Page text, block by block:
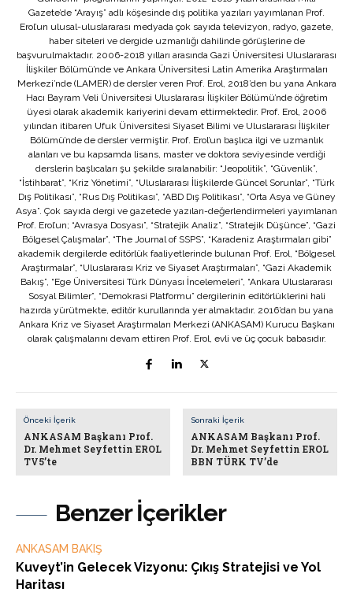
Benzer İçerikler
ANKASAM BAKIŞ
Kuveyt’in Gelecek Vizyonu: Çıkış Stratejisi ve Yol
Haritası
Gazete’de “Arayış” adlı köşesinde dış politika yazıları yayımlanan Prof.
Erol’un ulusal-uluslararası medyada çok sayıda televizyon, radyo, gazete,
haber siteleri ve dergide uzmanlığı dahilinde görüşlerine de
başvurulmaktadır. 2006-2018 yılları arasında Gazi Üniversitesi Uluslararası
İlişkiler Bölümü’nde ve Ankara Üniversitesi Latin Amerika Araştırmaları
Merkezi’nde (LAMER) de dersler veren Prof. Erol, 2018’den bu yana Ankara
Hacı Bayram Veli Üniversitesi Uluslararası İlişkiler Bölümü’nde öğretim
üyesi olarak akademik kariyerini devam ettirmektedir. Prof. Erol, 2006
yılından itibaren Ufuk Üniversitesi Siyaset Bilimi ve Uluslararası İlişkiler
Bölümü’nde de dersler vermiştir. Prof. Erol’un başlıca ilgi ve uzmanlık
alanları ve bu kapsamda lisans, master ve doktora seviyesinde verdiği
derslerin başlıcaları şu şekilde sıralanabilir: “Jeopolitik”, “Güvenlik”,
“İstihbarat”, “Kriz Yönetimi”, “Uluslararası İlişkilerde Güncel Sorunlar”, “Türk
Dış Politikası”, “Rus Dış Politikası”, “ABD Dış Politikası”, “Orta Asya ve Güney
Asya”. Çok sayıda dergi ve gazetede yazıları-değerlendirmeleri yayımlanan
Prof. Erol’un; “Avrasya Dosyası”, “Stratejik Analiz”, “Stratejik Düşünce”, “Gazi
Bölgesel Çalışmalar”, “The Journal of SSPS”, “Karadeniz Araştırmaları gibi”
akademik dergilerde editörlük faaliyetlerinde bulunan Prof. Erol, “Bölgesel
Araştırmalar”, “Uluslararası Kriz ve Siyaset Araştırmaları”, “Gazi Akademik
Bakış”, “Ege Üniversitesi Türk Dünyası İncelemeleri”, “Ankara Uluslararası
Sosyal Bilimler”, “Demokrasi Platformu” dergilerinin editörlüklerini hali
hazırda yürütmekte, editör kurullarında yer almaktadır. 2016’dan bu yana
Ankara Kriz ve Siyaset Araştırmaları Merkezi (ANKASAM) Kurucu Başkanı
olarak çalışmalarını devam ettiren Prof. Erol, evli ve üç çocuk babasıdır.
Önceki İçerik
ANKASAM Başkanı Prof.
Dr. Mehmet Seyfettin EROL
TV5’te
Sonraki İçerik
ANKASAM Başkanı Prof.
Dr. Mehmet Seyfettin EROL
BBN TÜRK TV’de